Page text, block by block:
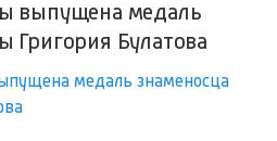
выпущена медаль
Григория Булатова